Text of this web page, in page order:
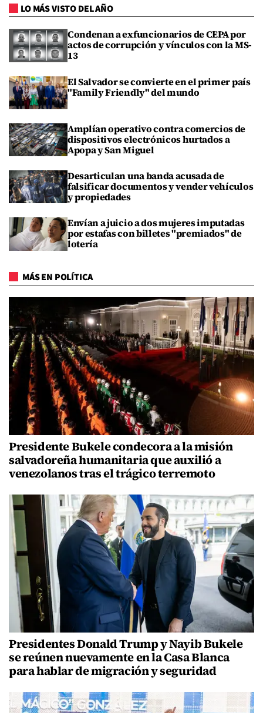
LO MÁS VISTO DEL AÑO
Condenan a exfuncionarios de CEPA por
actos de corrupción y vínculos con la MS-
13
El Salvador se convierte en el primer país
"Family Friendly" del mundo
Amplían operativo contra comercios de
dispositivos electrónicos hurtados a
Apopa y San Miguel
Desarticulan una banda acusada de
falsificar documentos y vender vehículos
y propiedades
Envían a juicio a dos mujeres imputadas
por estafas con billetes "premiados" de
lotería
MÁS EN POLÍTICA
Presidente Bukele condecora a la misión
salvadoreña humanitaria que auxilió a
venezolanos tras el trágico terremoto
Presidentes Donald Trump y Nayib Bukele
se reúnen nuevamente en la Casa Blanca
para hablar de migración y seguridad